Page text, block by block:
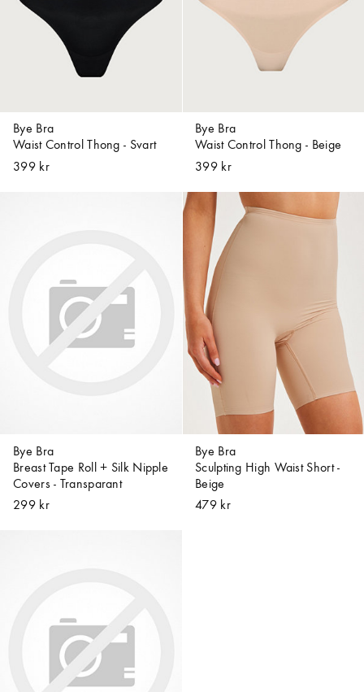
Bye Bra
Waist Control Thong - Svart
399 kr
Bye Bra
Waist Control Thong - Beige
399 kr
Bye Bra
Breast Tape Roll + Silk Nipple
Covers - Transparant
299 kr
Bye Bra
Sculpting High Waist Short -
Beige
479 kr